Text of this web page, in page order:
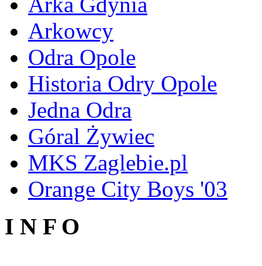
Arkowcy
Odra Opole
Historia Odry Opole
Jedna Odra
Góral Żywiec
MKS Zaglebie.pl
Orange City Boys '03
I N F O